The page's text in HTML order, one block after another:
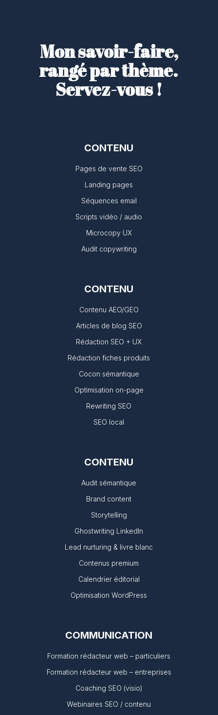
Mon savoir-faire,
rangé par thème.
Servez-vous !
CONTENU
Pages de vente SEO
Landing pages
Séquences email
Scripts vidéo / audio
Microcopy UX
Audit copywriting
CONTENU
Contenu AEO/GEO
Articles de blog SEO
Rédaction SEO + UX
Rédaction fiches produits
Cocon sémantique
Optimisation on-page
Rewriting SEO
SEO local
CONTENU
Audit sémantique
Brand content
Storytelling
Ghostwriting LinkedIn
Lead nurturing & livre blanc
Contenus premium
Calendrier éditorial
Optimisation WordPress
COMMUNICATION
Formation rédacteur web – particuliers
Formation rédacteur web – entreprises
Coaching SEO (visio)
Webinaires SEO / contenu